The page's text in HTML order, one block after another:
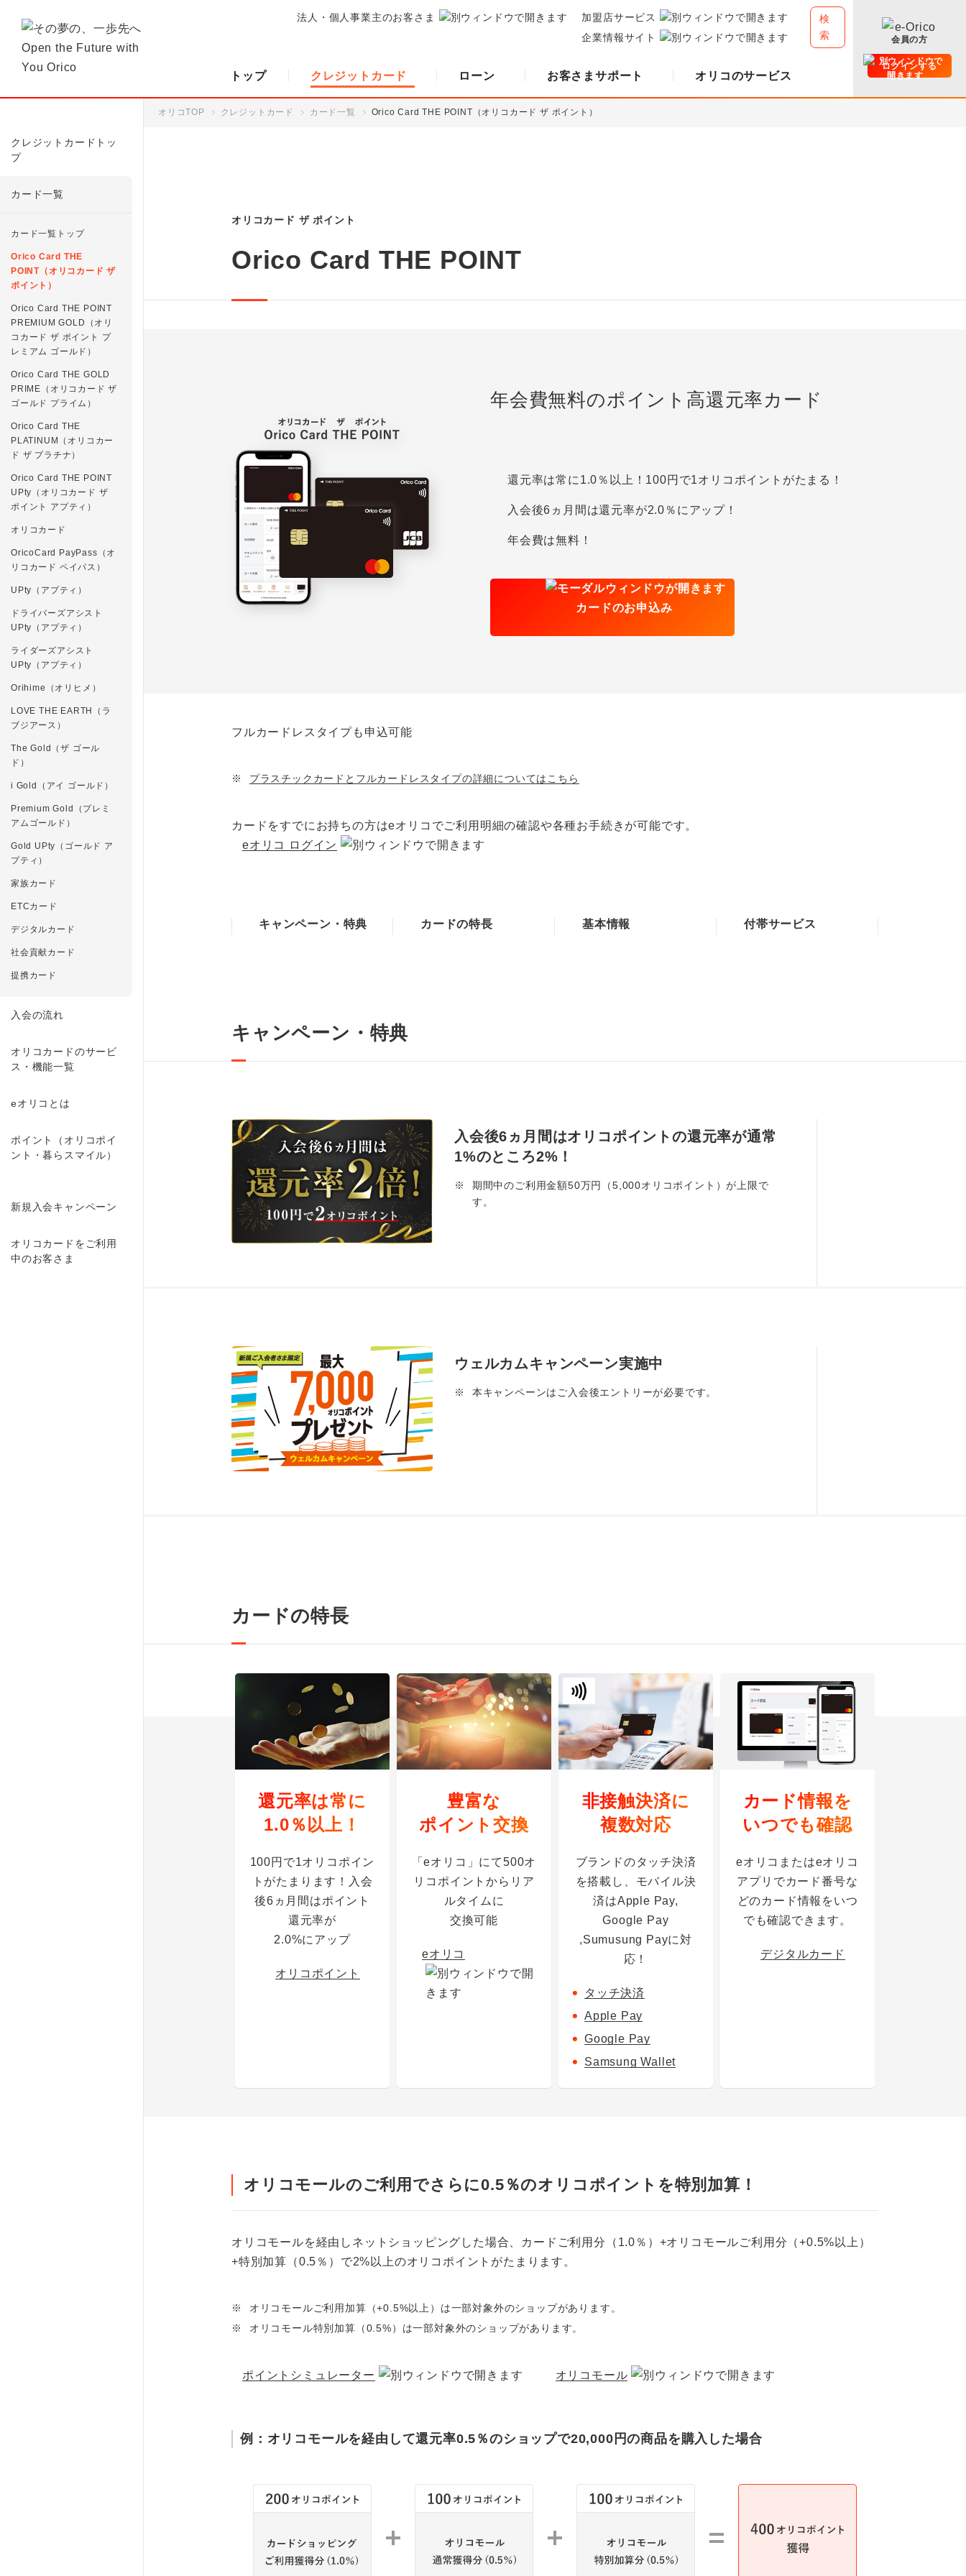
法人・個人事業主のお客さま
加盟店サービス
企業情報サイト
検
索
トップ クレジットカード ローン お客さまサポート オリコのサービス
会員の方
ログインする
クレジットカードトッ
プ
カード一覧
カード一覧トップ
Orico Card THE
POINT（オリコカード ザ
ポイント）
Orico Card THE POINT
PREMIUM GOLD（オリ
コカード ザ ポイント プ
レミアム ゴールド）
Orico Card THE GOLD
PRIME（オリコカード ザ
ゴールド プライム）
Orico Card THE
PLATINUM（オリコカー
ド ザ プラチナ）
Orico Card THE POINT
UPty（オリコカード ザ
ポイント アプティ）
オリコカード
OricoCard PayPass（オ
リコカード ペイパス）
UPty（アプティ）
ドライバーズアシスト
UPty（アプティ）
ライダーズアシスト
UPty（アプティ）
Orihime（オリヒメ）
LOVE THE EARTH（ラ
ブジアース）
The Gold（ザ ゴール
ド）
i Gold（アイ ゴールド）
Premium Gold（プレミ
アムゴールド）
Gold UPty（ゴールド ア
プティ）
家族カード
ETCカード
デジタルカード
社会貢献カード
提携カード
入会の流れ
オリコカードのサービ
ス・機能一覧
eオリコとは
ポイント（オリコポイ
ント・暮らスマイル）
新規入会キャンペーン
オリコカードをご利用
中のお客さま
オリコTOP クレジットカード カード一覧 Orico Card THE POINT（オリコカード ザ ポイント）
オリコカード ザ ポイント
Orico Card THE POINT
年会費無料のポイント高還元率カード
還元率は常に1.0％以上！100円で1オリコポイントがたまる！
入会後6ヵ月間は還元率が2.0％にアップ！
年会費は無料！
カードのお申込み
フルカードレスタイプも申込可能
※ プラスチックカードとフルカードレスタイプの詳細についてはこちら
カードをすでにお持ちの方はeオリコでご利用明細の確認や各種お手続きが可能です。
eオリコ ログイン
キャンペーン・特典 カードの特長 基本情報 付帯サービス
キャンペーン・特典
入会後6ヵ月間はオリコポイントの還元率が通常
1%のところ2%！
※
期間中のご利用金額50万円（5,000オリコポイント）が上限で
す。
ウェルカムキャンペーン実施中
※ 本キャンペーンはご入会後エントリーが必要です。
カードの特長
還元率は常に
1.0％以上！
100円で1オリコポイン
トがたまります！入会
後6ヵ月間はポイント
還元率が
2.0%にアップ
オリコポイント
豊富な
ポイント交換
「eオリコ」にて500オ
リコポイントからリア
ルタイムに
交換可能
eオリコ
非接触決済に
複数対応
ブランドのタッチ決済
を搭載し、モバイル決
済はApple Pay,
Google Pay
,Sumusung Payに対
応！
タッチ決済
Apple Pay
Google Pay
Samsung Wallet
カード情報を
いつでも確認
eオリコまたはeオリコ
アプリでカード番号な
どのカード情報をいつ
でも確認できます。
デジタルカード
オリコモールのご利用でさらに0.5％のオリコポイントを特別加算！
オリコモールを経由しネットショッピングした場合、カードご利用分（1.0％）+オリコモールご利用分（+0.5%以上）
+特別加算（0.5％）で2%以上のオリコポイントがたまります。
※
オリコモールご利用加算（+0.5%以上）は一部対象外のショップがあります。
※
オリコモール特別加算（0.5%）は一部対象外のショップがあります。
ポイントシミュレーター オリコモール
例：オリコモールを経由して還元率0.5％のショップで20,000円の商品を購入した場合